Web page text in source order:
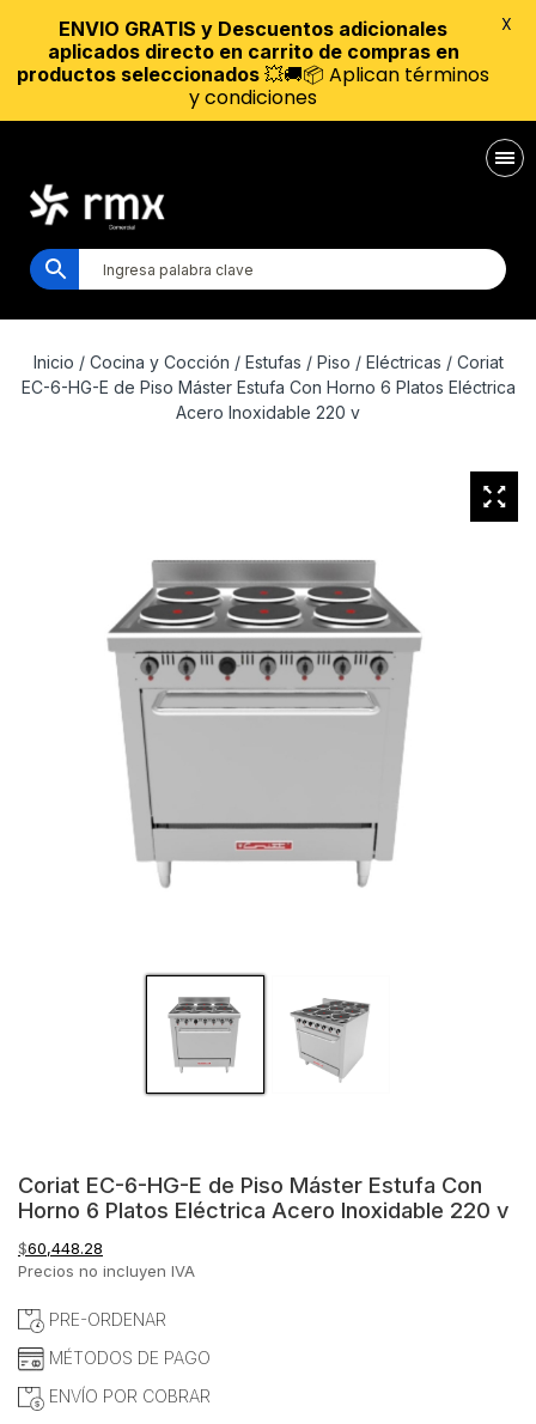
Inicio / Cocina y Cocción / Estufas / Piso / Eléctricas / Coriat
EC-6-HG-E de Piso Máster Estufa Con Horno 6 Platos Eléctrica
Acero Inoxidable 220 v
Coriat EC-6-HG-E de Piso Máster Estufa Con
Horno 6 Platos Eléctrica Acero Inoxidable 220 v
$60,448.28
Precios no incluyen IVA
PRE-ORDENAR
MÉTODOS DE PAGO
ENVÍO POR COBRAR
ENVIO GRATIS y Descuentos adicionales
aplicados directo en carrito de compras en
productos seleccionados 💥🚚📦 Aplican términos
y condiciones
X